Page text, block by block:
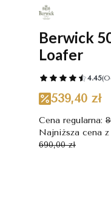
Berwick
Loafer
4.45
539,40 zł
Cena regularna:
Najniższa cena
690,00 zł